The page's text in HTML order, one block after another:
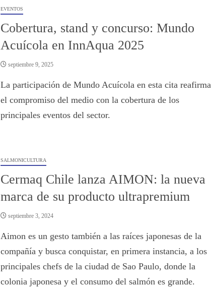
EVENTOS
Cobertura, stand y concurso: Mundo
Acuícola en InnAqua 2025
septiembre 9, 2025
La participación de Mundo Acuícola en esta cita reafirma
el compromiso del medio con la cobertura de los
principales eventos del sector.
SALMONICULTURA
Cermaq Chile lanza AIMON: la nueva
marca de su producto ultrapremium
septiembre 3, 2024
Aimon es un gesto también a las raíces japonesas de la
compañía y busca conquistar, en primera instancia, a los
principales chefs de la ciudad de Sao Paulo, donde la
colonia japonesa y el consumo del salmón es grande.